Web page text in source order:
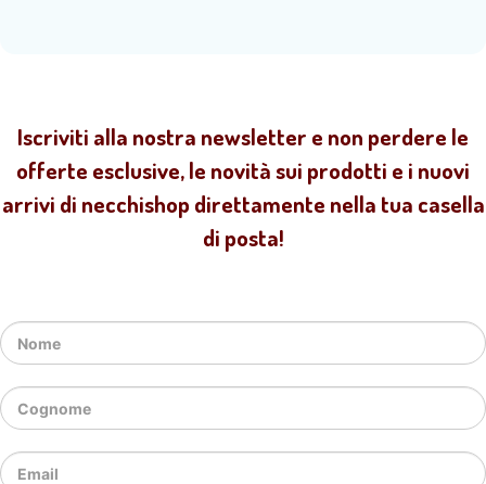
Iscriviti alla nostra newsletter e non perdere le
offerte esclusive, le novità sui prodotti e i nuovi
arrivi di necchishop direttamente nella tua casella
di posta!